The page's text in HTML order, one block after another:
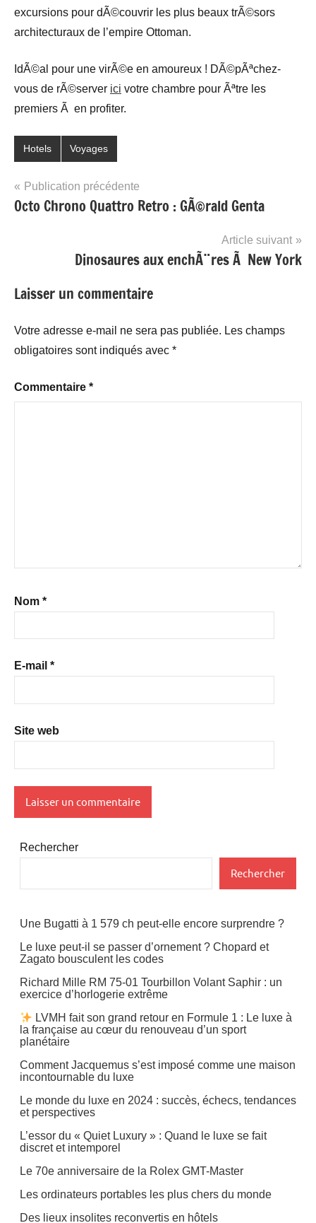
excursions pour dÃ©couvrir les plus beaux trÃ©sors
architecturaux de l’empire Ottoman.
IdÃ©al pour une virÃ©e en amoureux ! DÃ©pÃªchez-
vous de rÃ©server ici votre chambre pour Ãªtre les
premiers Ã en profiter.
Hotels Voyages
Navigation
de
Publication précédente
Octo Chrono Quattro Retro : GÃ©rald Genta
Article suivant
Dinosaures aux enchÃ¨res Ã New York
Laisser un commentaire
Votre adresse e-mail ne sera pas publiée. Les champs
obligatoires sont indiqués avec *
Commentaire *
Nom *
E-mail *
Site web
Rechercher
Rechercher
Une Bugatti à 1 579 ch peut-elle encore surprendre ?
Le luxe peut-il se passer d’ornement ? Chopard et
Zagato bousculent les codes
Richard Mille RM 75-01 Tourbillon Volant Saphir : un
exercice d’horlogerie extrême
LVMH fait son grand retour en Formule 1 : Le luxe à
la française au cœur du renouveau d’un sport
planétaire
Comment Jacquemus s’est imposé comme une maison
incontournable du luxe
Le monde du luxe en 2024 : succès, échecs, tendances
et perspectives
L’essor du « Quiet Luxury » : Quand le luxe se fait
discret et intemporel
Le 70e anniversaire de la Rolex GMT-Master
Les ordinateurs portables les plus chers du monde
Des lieux insolites reconvertis en hôtels